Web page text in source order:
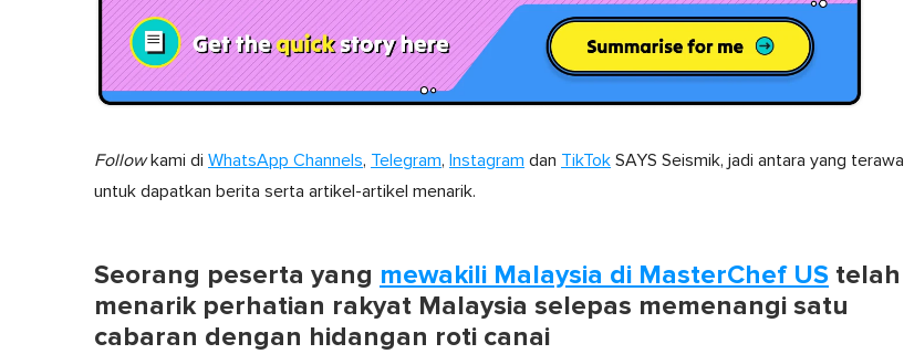
Followkami di WhatsApp Channels, Telegram, Instagram dan TikTok SAYS Seismik, jadi antara yang terawal
untuk dapatkan berita serta artikel-artikel menarik.
Seorang peserta yang mewakili Malaysia di MasterChef US telah
menarik perhatian rakyat Malaysia selepas memenangi satu
cabaran dengan hidangan roti canai